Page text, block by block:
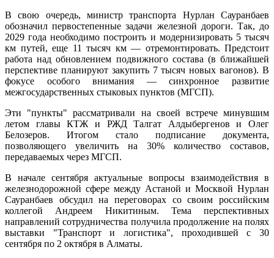
В свою очередь, министр транспорта Нурлан Сауранбаев
обозначил первостепенные задачи железной дороги. Так, до
2029 года необходимо построить и модернизировать 5 тысяч
км путей, еще 11 тысяч км — отремонтировать. Предстоит
работа над обновлением подвижного состава (в ближайшей
перспективе планируют закупить 7 тысяч новых вагонов). В
фокусе особого внимания — синхронное развитие
межгосударственных стыковых пунктов (МГСП).
Эти "пункты" рассматривали на своей встрече минувшим
летом главы КТЖ и РЖД Талгат Алдыбергенов и Олег
Белозеров. Итогом стало подписание документа,
позволяющего увеличить на 30% количество составов,
передаваемых через МГСП.
В начале сентября актуальные вопросы взаимодействия в
железнодорожной сфере между Астаной и Москвой Нурлан
Сауранбаев обсудил на переговорах со своим российским
коллегой Андреем Никитиным. Тема перспективных
направлений сотрудничества получила продолжение на полях
выставки "Транспорт и логистика", проходившей с 30
сентября по 2 октября в Алматы.